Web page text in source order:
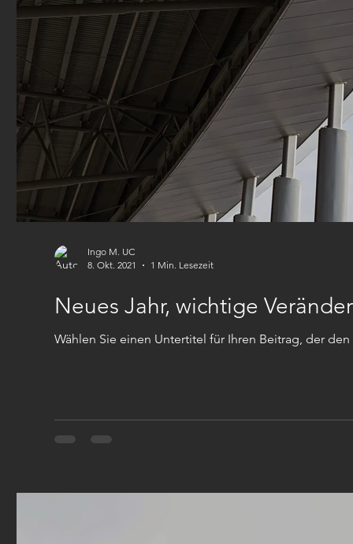
Neues Jahr, wichtige
Wählen Sie einen Untertitel für Ihren Beitrag, der
Ingo M. UC
8. Okt. 2021
1 Min. Lesezeit